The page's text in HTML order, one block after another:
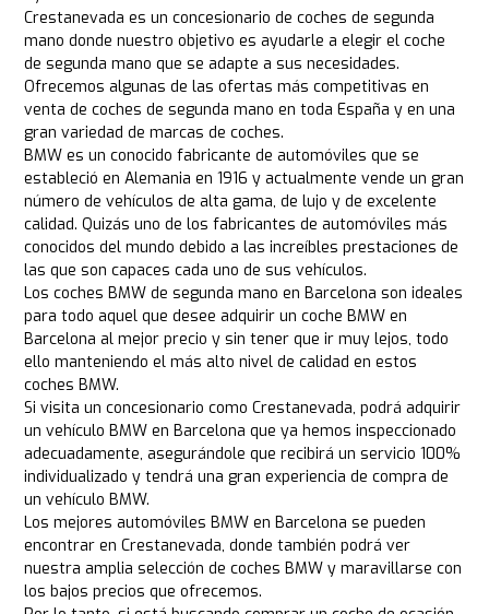
Crestanevada es un concesionario de coches de segunda
mano donde nuestro objetivo es ayudarle a elegir el coche
de segunda mano que se adapte a sus necesidades.
Ofrecemos algunas de las ofertas más competitivas en
venta de coches de segunda mano en toda España y en una
gran variedad de marcas de coches.
BMW es un conocido fabricante de automóviles que se
estableció en Alemania en 1916 y actualmente vende un gran
número de vehículos de alta gama, de lujo y de excelente
calidad. Quizás uno de los fabricantes de automóviles más
conocidos del mundo debido a las increíbles prestaciones de
las que son capaces cada uno de sus vehículos.
Los coches BMW de segunda mano en Barcelona son ideales
para todo aquel que desee adquirir un coche BMW en
Barcelona al mejor precio y sin tener que ir muy lejos, todo
ello manteniendo el más alto nivel de calidad en estos
coches BMW.
Si visita un concesionario como Crestanevada, podrá adquirir
un vehículo BMW en Barcelona que ya hemos inspeccionado
adecuadamente, asegurándole que recibirá un servicio 100%
individualizado y tendrá una gran experiencia de compra de
un vehículo BMW.
Los mejores automóviles BMW en Barcelona se pueden
encontrar en Crestanevada, donde también podrá ver
nuestra amplia selección de coches BMW y maravillarse con
los bajos precios que ofrecemos.